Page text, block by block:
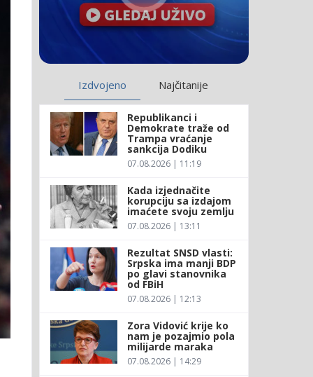
Izdvojeno Najčitanije
Republikanci i
Demokrate traže od
Trampa vraćanje
sankcija Dodiku
07.08.2026 | 11:19
Kada izjednačite
korupciju sa izdajom
imaćete svoju zemlju
07.08.2026 | 13:11
Rezultat SNSD vlasti:
Srpska ima manji BDP
po glavi stanovnika
od FBiH
07.08.2026 | 12:13
Zora Vidović krije ko
nam je pozajmio pola
milijarde maraka
07.08.2026 | 14:29